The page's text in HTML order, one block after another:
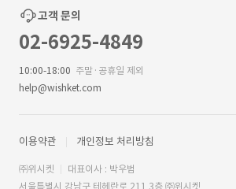
고객 문의
02-6925-4849
10:00-18:00 주말·공휴일 제외
help@wishket.com
이용약관 개인정보 처리방침
㈜위시켓
대표이사 : 박우범
서울특별시 강남구 테헤란로 211 3층 ㈜위시켓